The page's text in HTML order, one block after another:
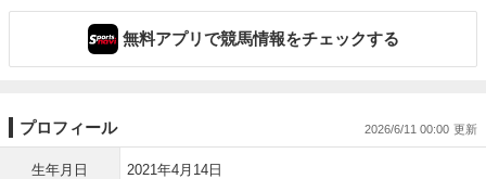
無料アプリで競馬情報をチェックする
プロフィール 2026/6/11 00:00
生年月日 2021年4月14日